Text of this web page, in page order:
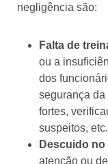
negligência são:
Falta de
ou a
dos
segurança
fortes,
suspeitos, etc.
Descuido
atenção ou